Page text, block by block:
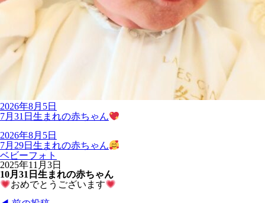
2026年8月5日
7月31日生まれの赤ちゃん
2026年8月5日
7月29日生まれの赤ちゃん
ベビーフォト
2025年11月3日
10月31日生まれの赤ちゃん
おめでとうございます